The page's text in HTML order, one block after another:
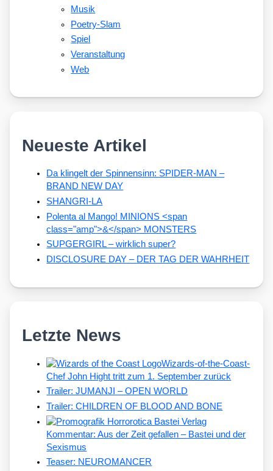
Musik
Poetry-Slam
Spiel
Veranstaltung
Web
Neueste Artikel
Da klingelt der Spinnensinn: SPIDER-MAN –
BRAND NEW DAY
SHANGRI-LA
Polenta al Mango! MINIONS <span
class="amp">&</span> MONSTERS
SUPGERGIRL – wirklich super?
DISCLOSURE DAY – DER TAG DER WAHRHEIT
Letzte News
Wizards-of-the-Coast-
Chef John Hight tritt zum 1. September zurück
Trailer: JUMANJI – OPEN WORLD
Trailer: CHILDREN OF BLOOD AND BONE
Kommentar: Aus der Zeit gefallen – Bastei und der
Sexismus
Teaser: NEUROMANCER